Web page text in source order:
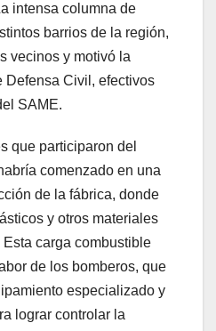
intensa columna de
barrios de la región,
vecinos y motivó la
Defensa Civil, efectivos
SAME.
que participaron del
comenzado en una
de la fábrica, donde
y otros materiales
carga combustible
de los bomberos, que
especializado y
lograr controlar la